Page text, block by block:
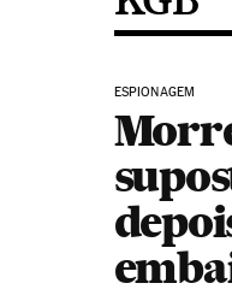
ESPIONAGEM